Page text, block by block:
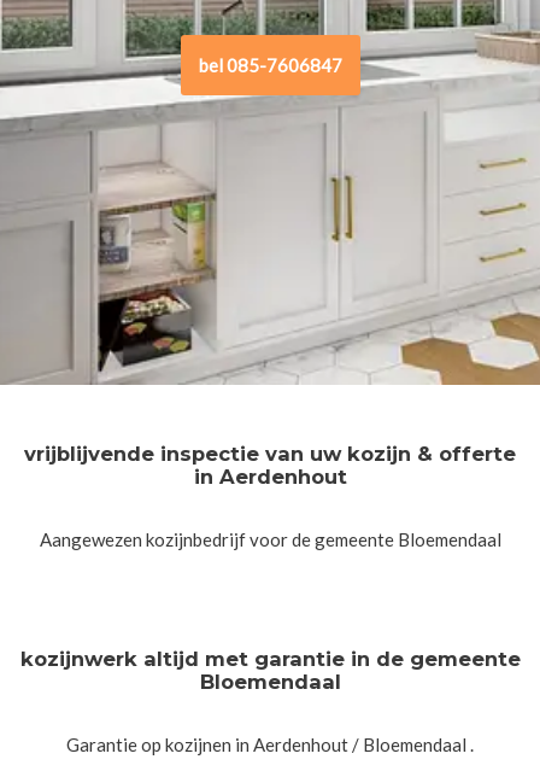
bel 085-7606847
vrijblijvende inspectie van uw kozijn & offerte
in Aerdenhout
Aangewezen kozijnbedrijf voor de gemeente Bloemendaal
kozijnwerk altijd met garantie in de gemeente
Bloemendaal
Garantie op kozijnen in Aerdenhout / Bloemendaal .